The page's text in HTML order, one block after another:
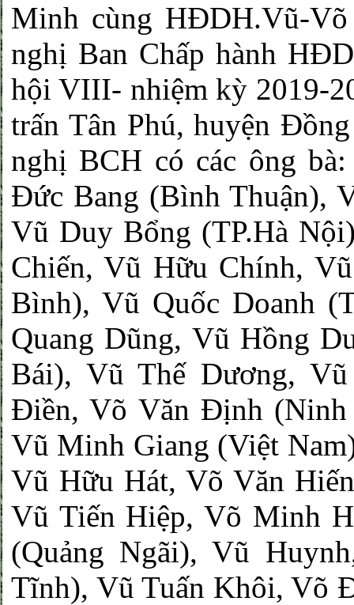
Minh cùng HĐDH.Vũ-
nghị Ban Chấp hành
hội VIII- nhiệm kỳ 2019-
trấn Tân Phú, huyện
nghị BCH có các ông
Đức Bang (Bình Thuận),
Vũ Duy Bổng (TP.Hà
Chiến, Vũ Hữu Chính,
Bình), Vũ Quốc Doanh
Quang Dũng, Vũ Hồng
Bái), Vũ Thế Dương,
Điền, Võ Văn Định
Vũ Minh Giang (Việt
Vũ Hữu Hát, Võ Văn
Vũ Tiến Hiệp, Võ Minh
(Quảng Ngãi), Vũ
Tĩnh), Vũ Tuấn Khôi, Võ